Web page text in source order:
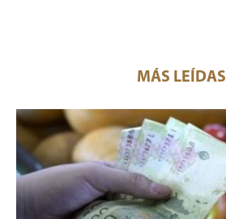
MÁS LEÍDAS